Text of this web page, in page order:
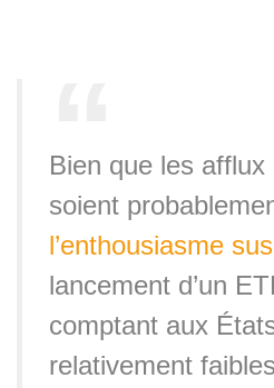
Bien que les
soient
l’enthousiasme
lancement d’un
comptant aux
relativement